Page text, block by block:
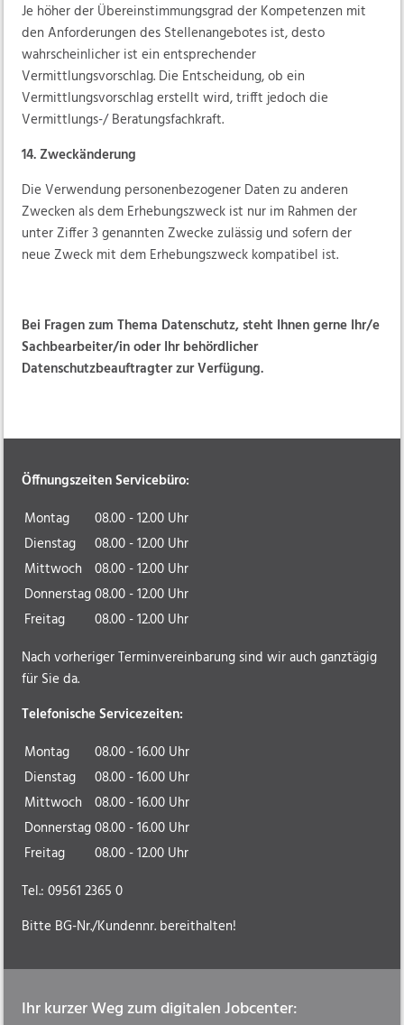
Je höher der Übereinstimmungsgrad der Kompetenzen mit
den Anforderungen des Stellenangebotes ist, desto
wahrscheinlicher ist ein entsprechender
Vermittlungsvorschlag. Die Entscheidung, ob ein
Vermittlungsvorschlag erstellt wird, trifft jedoch die
Vermittlungs-/ Beratungsfachkraft.
14. Zweckänderung
Die Verwendung personenbezogener Daten zu anderen
Zwecken als dem Erhebungszweck ist nur im Rahmen der
unter Ziffer 3 genannten Zwecke zulässig und sofern der
neue Zweck mit dem Erhebungszweck kompatibel ist.
Bei Fragen zum Thema Datenschutz, steht Ihnen gerne Ihr/e
Sachbearbeiter/in oder Ihr behördlicher
Datenschutzbeauftragter zur Verfügung.
Öffnungszeiten Servicebüro:
Montag
08.00 - 12.00 Uhr
Dienstag
08.00 - 12.00 Uhr
Mittwoch
08.00 - 12.00 Uhr
Donnerstag08.00 - 12.00 Uhr
Freitag
08.00 - 12.00 Uhr
Nach vorheriger Terminvereinbarung sind wir auch ganztägig
für Sie da.
Telefonische Servicezeiten:
Montag
08.00 - 16.00 Uhr
Dienstag
08.00 - 16.00 Uhr
Mittwoch
08.00 - 16.00 Uhr
Donnerstag08.00 - 16.00 Uhr
Freitag
08.00 - 12.00 Uhr
Tel.: 09561 2365 0
Bitte BG-Nr./Kundennr. bereithalten!
Ihr kurzer Weg zum digitalen Jobcenter: